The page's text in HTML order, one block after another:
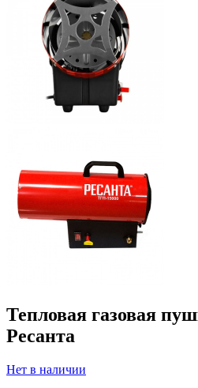
Тепловая газовая
Ресанта
Нет в наличии